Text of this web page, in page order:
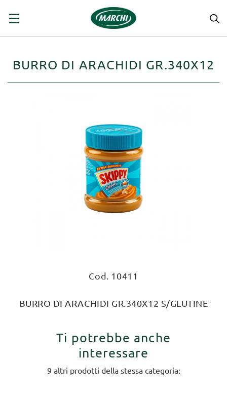
navigazione
☰
BURRO DI ARACHIDI GR.340X12
Cod. 10411
BURRO DI ARACHIDI GR.340X12 S/GLUTINE
Ti potrebbe anche
interessare
9 altri prodotti della stessa categoria: